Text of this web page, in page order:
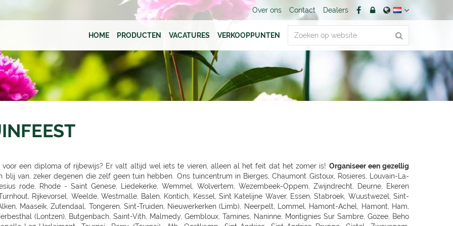
Over ons Contact Dealers
HOME PRODUCTEN VACATURES VERKOOPPUNTEN
voor een diploma of rijbewijs? Er valt altijd wel iets te vieren, alleen al het feit dat het zomer is! Organiseer een gezellig
HEIKENDORF, NEUMÜNSTER, HENSTEDT-ULZBURG, BORDESHOLM, NORTORF, HOHENWESTEDT, RENDSBURG, BÖKLUND, Handewitt, MEYN, ELMSHORN, UETERSEN, RELLINGEN, HALSTENBEK, Hasloh, HEIST, ITZEHOE, HEILIGENSTEDTEN, HEIDE, HUSUM, TONNING, GARDING, Niebüll, LECK, OLDENBURG, Bad Zwischenahn, Friesoythe, Wilhelmshaven, ESENS, HAGE, MARIENHAFE, AURICH, LEER, Rhauderfehn, SULLINGEN, Verden - Hönisch, KIRCHLINTELN-ARMSEN, Hoya, ROTENBURG, Scheeßel, ZEVEN, BREMERVÖRDE, CUXHAVEN, BREMERHAVEN, GEESTLAND LANGEN, OSTERHOLZ-SCHARMBECK, RITTERHUDE-IHLPOHL, Ritterhude-Platjenwerbe, Ganderkesee, Wildeshausen, DOETLINGEN, Bremen, Bremen-Vahr, BREMEN-BLUMENTHAL, STUHR, STUBE-SECKENHAUSEN, Stuhr-Varrel, Achim, Syke, Lilienthal, OTTERSBERG-POSTHAUSEN, CELLE, WITTINGEN, SALZWEDEL, LUCHOW, Dannenberg, UELZEN, BAD BEVENSEN, SOLTAU, Munster, Bomlitz, Hannover, GARBSEN, LAATZEN, BARSINGHAUSEN, WEDEMARK-BISSENDORF, Altwarmbüchen, Isernhagen-Kirchhorst, RONNENBERG, HEMMINGEN, Gehrden, ALFELD/LEINE, Alfeld, HILDESHEIM, SARSTEDT, PEINE, LEHRTE OT ARPKE, LEHRTE, Burgdorf, WUNSTDORF, NEUSTADT, NIENBURG/WESER, Uchte, LEESE, STADTHAGEN, BUCKEBURG, HAMELN, Springe, HESSICH OLDENDORF, HERFORD, BAD SALZUFLEN, BÜNDE, ESPELKAMP, MINDEN, PORTA WESTFALICA, LÖHNE, HÜLLHORST, LEMGO, DETMOLD, Paderborn, PADERBORN-SCHLOSS NEUHAUS, DELBRÜCK, GÜTERSLOH, RHEDA-WIEDENBRÜCK, BIELEFELD, Bielefeld-Gadderbaum, KASSEL, KASSEL-WALDAU, KASSEL-NORDHAUSEN, BAUNATAL, Hofgeismar, WARBURG, MARSBERG, Korbach, KNÜLLWALD-REMSFELD, Schwalmstadt-Treysa, MARBURG, Gladenbach, Kirchhain, Grünberg, GIEßEN, Buseck, BUTZBACH, WETZLAR, FULDA, BEBRA, BAD HERSFELD, GÖTTINGEN, Duderstadt, NORTHEIM, ESCHWEGE, OSTERODE, EINBECK, Holzminden, HÖXTER, BEVERUNGEN, BRAUNSCHWEIG-RÜNINGEN, WOLFENBÜTTEL, HELMSTEDT, Melsungen, WOLFSBURG, WOLFSBURG-HATTORF, GIFHORN, GOSLAR, SEESEN, WERNIGERODE, MAGDEBURG, ZERBST, BURG, Genthin, HALDENSLEBEN, Oschersleben, STENDAL, GARDELEGEN, Düsseldorf, DÜSSELDORF-BENRATH, Meerbusch-IIverich, MEERBUSCH, LANGENFELD, RATINGEN, MÖNCHENGLADBACH, KORSCHENBROICH, VIERSEN, ERKELENZ, Hückelhoven, VELBERT, SOLINGEN, REMSCHEID, Dortmund, CASTROP-RAUXEL, BOCHUM, MÜLHEIM, HATTINGEN, RECKLINGHAUSEN, MARL, BOTTROP, Bottrop, DORSTEN, BORKEN, BOCHOLT, Wesel, VOERDE, Duisburg - Wanheimerort, Duisburg-Kasslerfeld, Duisburg, DUISBURG, Moers-Schwafheim, KREFELD, WARENDORF, Dülmen, RHEINE, Billerbeck, GEORGSMARIENHÜTTE, BELM, MELLE, VECHTA, Vechta, Visbek, IBBENBÜREN, Ibbenbüren, LENGERICH, BRAMSCHE-ENGTER, CLOPPENBURG, MEPPEN, Haselünne, Wesseling, Köln, KÖLN (JUNKERSDORF), KOLN-DELLBRUCK, BERGISCH GLADBACH, RÖSRATH, GUMMERSBACH, JÜLICH, Bonn, MECKENHEIM, ALFTER-OEDEKOVEN, Alfter, RHEINBACH, Sinzig, KÖNIGSWINTER, ST.AUGUSTIN-BIRLINGHOVEN, Troisdorf, EUSKIRCHEN, MECHERNICH-KOMMERN, Zülpich-ülpenich, KALL, Wasserliesch, MAINZ-HECHTSHEIM, Alzey, Nieder-Olm, SIMMERN, Idar-Oberstein, Nastätten, MAYEN, NETHPHEN-DIES-TIEFENBACH, LENNESTADT, HAGEN, HAGEN-HASPE, SCHWERTE, WITTEN, LÜDENSCHEID, ISERLOHN, MENDEN, AHLEN, Luedingshausen, UNNA, Soest, ARNSBERG, FRANKFURT AM MAIN (KELBACH), FRANKFURT, FRANKFURT-SCHWANHEIM, BAD VILBEL, NIDDERAU, FRIEDBERG, USINGEN, BAD HOMBURG, FRIEDRICHSDORF, Oberursel, OFFENBACH, RODGAU, DREIEICH, RÖDERMARK, HANAU, BAD SODEN - SALMUNSTER, GLAUBURG, ASCHAFFENBURG, ALZENAU, MOMBRIS, Stockstadt, ELSENFELD, MILTENBERG, DARMSTADT, Pfungstadt, Groß Gerau, MORFELDEN-WALLDORF, BENSHEIM, HEPPENHEIM, DIEBURG, GROß UMSTADT, WIESBADEN-BIEBRICH, Wiesbaden, Ruesselsheim, IDSTEIN, DIEZ, Kelkheim, Frankfurt am Main, St. Ingbert, MERZIG-BALLERN, LANDSTUHL, Bad Duerkheim, GRÜNSTADT, KAISERSLAUTERN, MANNHEIM, HEIDELBERG, WIESLOCH, Weinheim, STUTTGART 40 (ZUFFENHAUSEN), STUTTGART (DEGERLOCH), FELLBACH, LEINFELDEN-ECHTERDING, SINDELFINGEN, HERRENBERG, LEONBERG, LEONBERG 1, Ditzingen, Weil der Stadt, RUTESHEIM, Winnenden, BACKNANG, Murrhardt, LUDWIGSBURG, VAIHINGEN-ENZ, MÖGLINGEN, TUBINGEN, Mössingen, NAGOLD, Altensteig, BALINGEN, HECHINGEN, SIGMARINGEN, METZINGEN, BAD URACH, REUTLINGEN, PFULLINGEN, GOEPPINGEN, KIRCHHEIM/TECK, KIRCHHEIM / TECK, GEISLINGEN, AALEN, ELLWANGEN, SCHWABISCH GMUEND, SCHWÄBISCH GMÜND, SCHORNDORF, ESSLINGEN, HEILBRONN, NECKARSULM, WEINSBERG, WIDDERN, BIETIGHEIM-BISSINGEN, BRACKENHEIM, LAUFFEN, HESSIGHEIM, Gaildorf, SCHWABISCH HALL, ÖHRINGEN, BUCHEN, Bad Rappenau, BRETTEN, PFORZHEIM, KARLSRUHE GRÖTZINGEN, SINZHEIM, BRUCHSAL, LANDAU, OFFENBURG, KEHL, Bühl, LAHR, SINGEN, HILZINGEN, KONSTANZ, INSEL MAINAU, ROTTWEIL, FREIBURG, BREISACH, Ehrenkirchen, EMMENDINGEN, RHEINFELDEN, SCHOPFHEIM, WEHR-BRENNET, BAD SÄCKINGEN, WALDSHUT-TIENGEN, Klettgau, Wutöschingen-Schwerzen, München, MUENCHEN, MÜNCHEN 60 (OBERMENZING), Muenchen-Daglfing, UNTERHACHING, GERMERING, BUCHENDORF-GAUTING, GAUTING, OLCHING-GEISELBULLACH, Planegg-Martinsried, FÜRSTENFELDBRUCK, STARNBERG, WEILHEIM, PENZBERG, PEISSENBERG, MURNAU, WOLFRATSHAUSEN, BRUCKMÜHL, RAUBLING-PFRAUNDORF, STEPHANSKIRCHEN, TRAUNSTEIN, TRAUNREUT, FREILASSING, PIDING, WASSERBURG, BAD TOLZ, MIESBACH, LANDSHUT, DINGOLFING, VILSBIBURG, ECHING/WEIXERAU, PFARRKIRCHEN, SIMBACH, Dorfen, WALDKRAIBURG, BURGHAUSEN, DACHAU, PFAFFENHOFEN, FREISING, Moosburg, ECHING, ERDING, HAAR, POING, PARSDORF, KIRCHSEEON, Brunnthal, UNTERFÖHRING, KRUMBACH, STADTBERGEN, MERING, AICHACH-ECKNACH, DOUNAUWORTH, NEUBURG, WERTINGEN, NÖRDLINGEN, BUCHLOE, SCHWABMÜNCHEN, Klosterlechfeld, LANDSBERG AM LECH, Dießen am Ammersee, SCHONGAU, KEMPTEN, IMMENSTADT, KAUFBEUREN, MARKTOBERDORF, FUSSEN, MAUERSTETTEN, MEMMINGEN, MINDELHEIM, FRIEDRICHSHAFEN, Lindau, RAVENSBURG, WANGEN, Wilhelmsdorf, Grünkraut, Leutkirch, BAD SAULGAU, BIBERACH, Pfullendorf, Überlingen, MARKDORF, LANGENAU-ALBECK, NEU-ULM, ILLERTISSEN, WEISSENHORN, GÜNZBURG, JETTINGEN-SCHEPPACH, DILLINGEN, EHINGEN, Munderkingen, NÜRNBERG, ECKENTAL, ROTHENBACH, SCHWARZENBRUCK, PUSCHENDORF, FÜRTH, ERLANGEN, SCHWABACH, Roth, GREDING, LAUF AN DER PEGNITZ, Hersbruck, HOHENSTADT/POMMELSB., PEGNITZ, FORCHHEIM, HOCHSTADT/AISCH, Hemhofen, BAD WINDSHEIM, DIESPECK, ANSBACH, ROTHENBURG, DINKELSBÜHL, NEUENDETTELSAU, GUNZENHAUSEN, WEISSENBURG, AMBERG, SULZBACH-ROSENBERG, NEUMARKT, SCHWANDORF, OBERFICHTACH, WEIDEN, PRESSATH, BURGLENGENFELD, Nittenau, POLLENRIED, ABENSBERG, CHAM, Willmering, PASSAU, WALDKIRCHEN, DEGGENDORF, GRAFENAU, SELB, NAILA, BINDLACH, MARKTREDWITZ, BAMBERG, Hirschaid, LICHTENFELS, KRONACH, COBURG, WÜRZBURG, UFFENHEIM, HAßFURT, BAD NEUSTADT, KARLSTADT, Frammersbach, Bad Mergentheim, MEININGEN, ERFURT, Rottendorf, Apolda, SÖMMERDA, SONDERSHAUSEN, NORDHAUSEN, EISENACH, Gotha-Schwabhausen, AMMERN BEI MÜHLHAUSEN, LLOFRIU (GIRONA), Harju maakond, BARENTIN, BOURG EN BRESSE, BELLEGARDE, ORNEX, PREVESSIN-MOENS, VIRIAT, ST GENIS POUILLY, LAON, FAYET, SAINT QUENTIN, SOISSONS, BLESMES, CHARMEIL, DOMERAT, GAP, MOUANS-SARTOUX, RUOMS, CHARLEVILLE MEZIERES - LA FRANCHEVILLE, CLIRON, Vivier-au-Court, PAMIERS, LE MERIOT, VILLECHETIF, ST PARRES AUX TERTRES, AUBAGNE, CABRIES, ST MITRE LES REMPARTS, GLOS, LOUVIGNY, EPRON, DEAUVILLE, ROTS, Aurillac, CHAMPNIERS, SOYAUX, SAINTES, PUILBOREAU CEDEX, DOMPIERRE SUR MER, Angoulins sur Mer, VIERZON, SAINT AMAND